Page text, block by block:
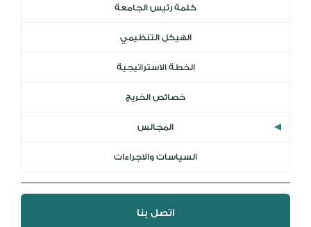
نظام التقييم السنوي
كلمة رئيس الجامعة
الهيكل التنظيمي
الخطة الاستراتيجية
خصائص الخريج
المجالس
السياسات والاجراءات
اتصل بنا